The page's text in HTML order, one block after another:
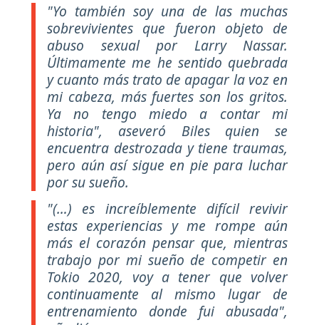
"Yo también soy una de las muchas
sobrevivientes que fueron objeto de
abuso sexual por Larry Nassar.
Últimamente me he sentido quebrada
y cuanto más trato de apagar la voz en
mi cabeza, más fuertes son los gritos.
Ya no tengo miedo a contar mi
historia", aseveró Biles quien se
encuentra destrozada y tiene traumas,
pero aún así sigue en pie para luchar
por su sueño.
"(…) es increíblemente difícil revivir
estas experiencias y me rompe aún
más el corazón pensar que, mientras
trabajo por mi sueño de competir en
Tokio 2020, voy a tener que volver
continuamente al mismo lugar de
entrenamiento donde fui abusada",